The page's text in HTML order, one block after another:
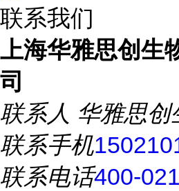
联系我们
上海华雅思创生
司
联系人 华雅思创
联系手机
联系电话400-